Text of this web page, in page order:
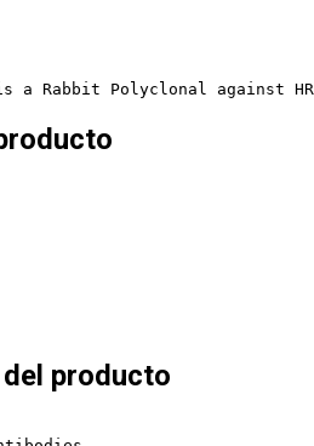
a Rabbit Polyclonal against
producto